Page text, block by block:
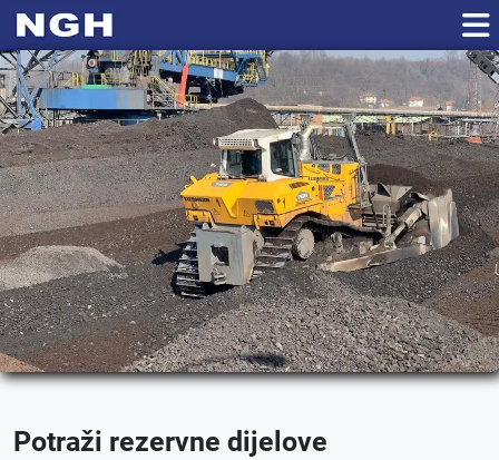
Potraži rezervne dijelove